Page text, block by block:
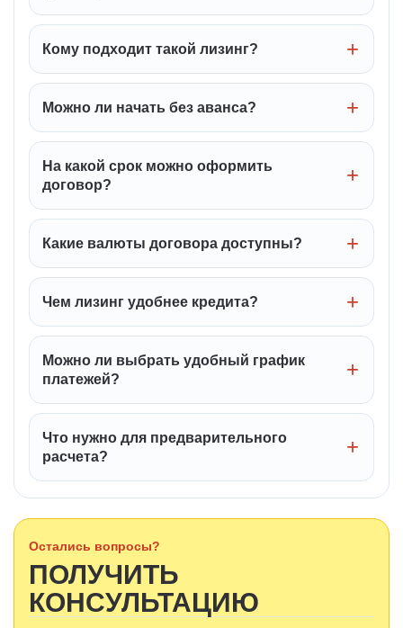
Кому подходит такой лизинг?
Можно ли начать без аванса?
На какой срок можно оформить
договор?
Какие валюты договора доступны?
Чем лизинг удобнее кредита?
Можно ли выбрать удобный график
платежей?
Что нужно для предварительного
расчета?
Остались вопросы?
ПОЛУЧИТЬ
КОНСУЛЬТАЦИЮ